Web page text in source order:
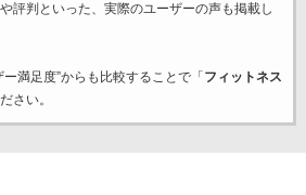
評判といった、実際のユーザーの声も掲載し
満足度”からも比較することで「 フィットネス
さい。